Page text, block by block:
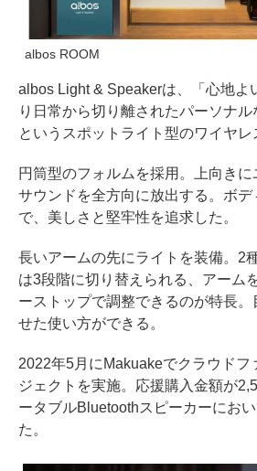
albos ROOM
albos Light & Speakerは、「心地よ
り日常から切り離されたパーソナル
というスポットライト型のワイヤレ
円筒型のフォルムを採用。上向きに
サウンドを全方向に放出する。ボデ
で、美しさと堅牢性を追求した。
長いアームの先にライトを装備。2
は3段階に切り替えられる、アーム
ーストップで調整できるのが特長
せた使い方ができる。
2022年5月にMakuakeでクラウドフ
ジェクトを実施。応援購入金額が
ータブルBluetoothスピーカーにお
た。